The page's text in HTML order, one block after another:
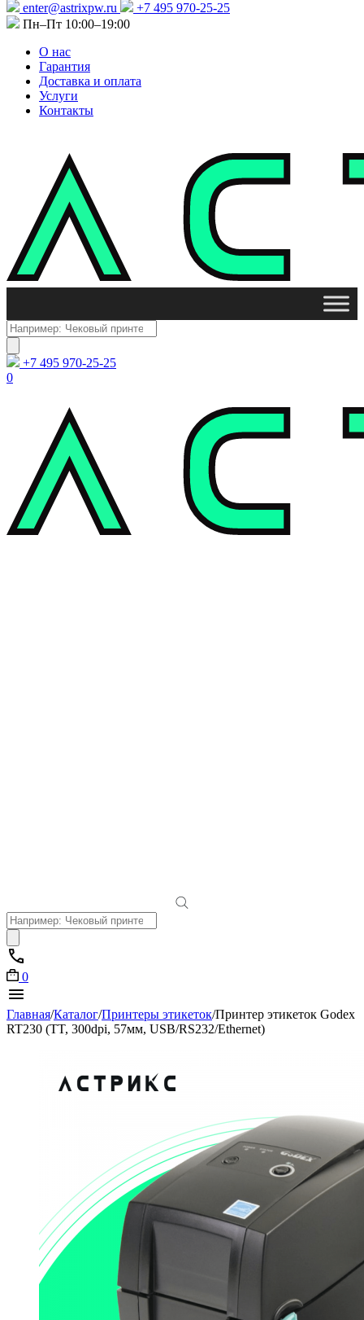
enter@astrixpw.ru
+7 495 970-25-25
Пн–Пт 10:00–19:00
О нас
Гарантия
Доставка и оплата
Услуги
Контакты
Поиск
товаров
+7 495 970-25-25
0
Поиск
товаров
0
Главная/Каталог/Принтеры этикеток/Принтер этикеток Godex
RT230 (TT, 300dpi, 57мм, USB/RS232/Ethernet)